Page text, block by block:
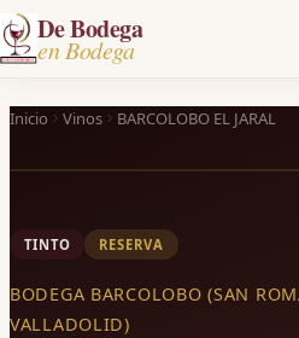
De Bodega
en Bodega
Inicio Vinos BARCOLOBO EL JARAL
TINTO RESERVA
BODEGA BARCOLOBO (SAN
VALLADOLID)